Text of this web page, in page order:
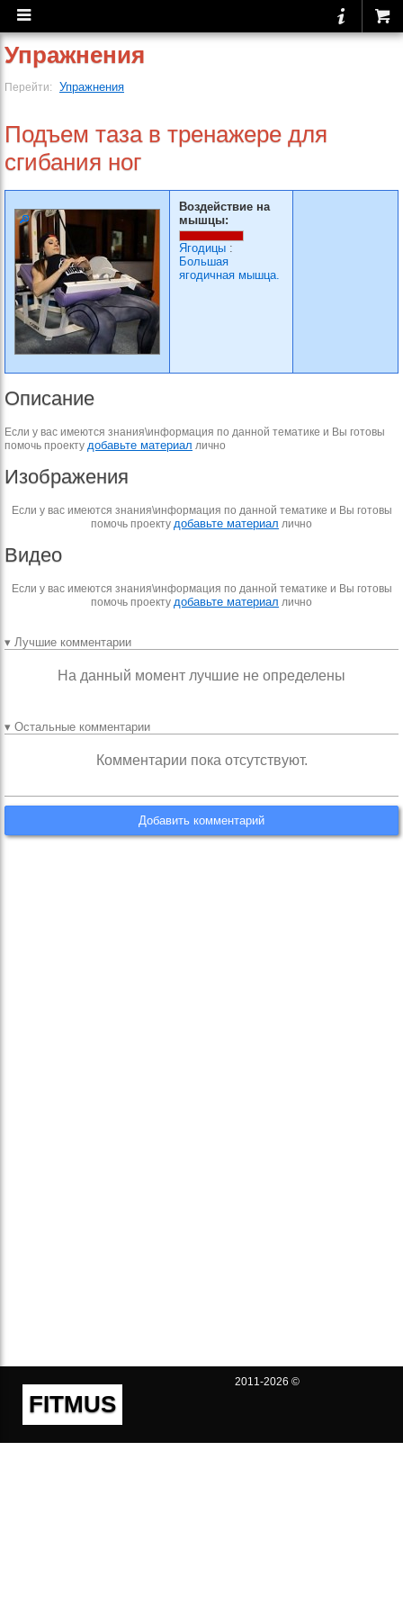
Упражнения
Перейти: Упражнения
Подъем таза в тренажере для
сгибания ног
Воздействие на
мышцы:
Ягодицы :
Большая
ягодичная мышца.
Описание
Если у вас имеются знания\информация по данной тематике и Вы готовы
помочь проекту добавьте материал лично
Изображения
Если у вас имеются знания\информация по данной тематике и Вы готовы
помочь проекту добавьте материал лично
Видео
Если у вас имеются знания\информация по данной тематике и Вы готовы
помочь проекту добавьте материал лично
▾ Лучшие комментарии
На данный момент лучшие не определены
▾ Остальные комментарии
Комментарии пока отсутствуют.
Добавить комментарий
FITMUS
2011-2026 ©